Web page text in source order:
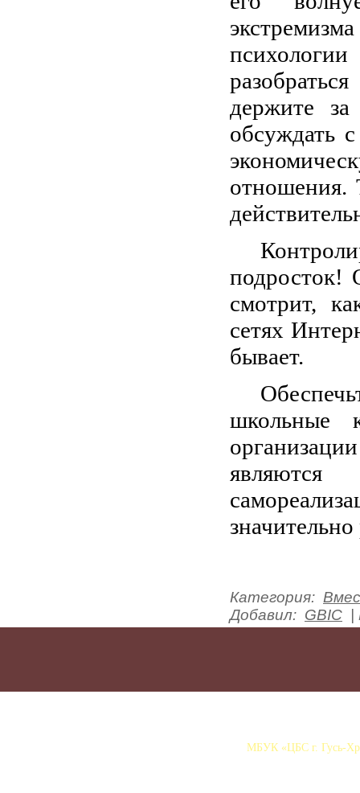
держите
обсуждать
отношения.
подросток!
смотрит,
сетях
бывает.
школьные
Категория:
Добавил: GBIC
МБУК «ЦБС г. Гусь-